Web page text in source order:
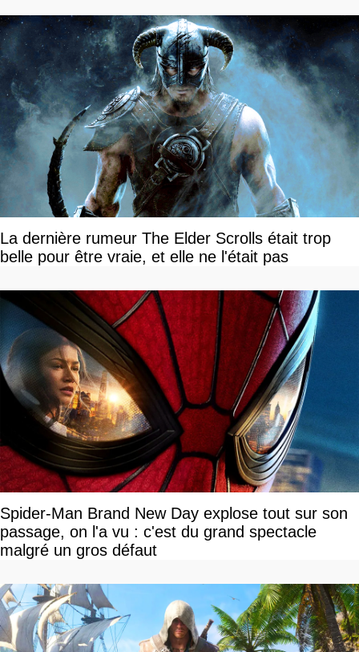
La dernière rumeur The Elder Scrolls était trop
belle pour être vraie, et elle ne l'était pas
Spider-Man Brand New Day explose tout sur son
passage, on l'a vu : c'est du grand spectacle
malgré un gros défaut